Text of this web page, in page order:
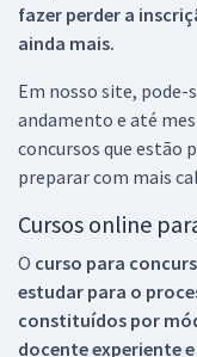
fazer perder a
ainda mais.
Em nosso site, pode-
andamento e até
concursos que estão
preparar com mais
Cursos online
O curso para
estudar para o
constituídos por
docente experiente